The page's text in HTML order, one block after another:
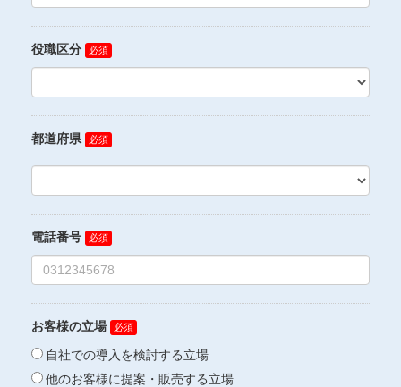
役職区分
都道府県
電話番号
お客様の立場
自社での導入を検討する立場
他のお客様に提案・販売する立場